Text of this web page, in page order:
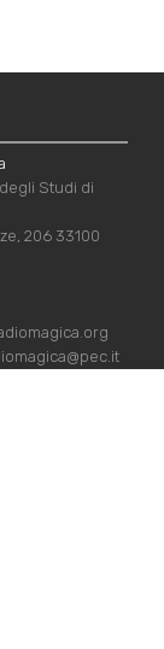
Studi di
206 33100